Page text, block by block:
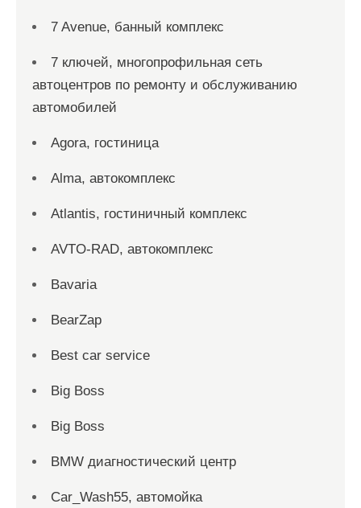
7 Avenue, банный комплекс
7 ключей, многопрофильная сеть
автоцентров по ремонту и обслуживанию
автомобилей
Agora, гостиница
Alma, автокомплекс
Atlantis, гостиничный комплекс
AVTO-RAD, автокомплекс
Bavaria
BearZap
Best car service
Big Boss
Big Boss
BMW диагностический центр
Car_Wash55, автомойка